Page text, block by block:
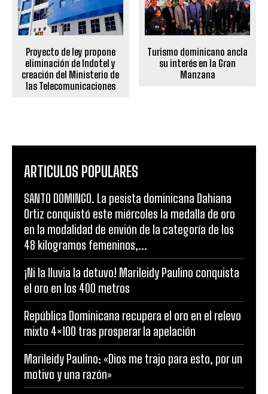
Proyecto de ley propone
eliminación de Indotel y
creación del Ministerio de
las Telecomunicaciones
Turismo dominicano ancla
su interés en la Gran
Manzana
ARTICULOS POPULARES
SANTO DOMINGO. La pesista dominicana Dahiana
Ortiz conquistó este miércoles la medalla de oro
en la modalidad de envión de la categoría de los
48 kilogramos femeninos,...
¡Ni la lluvia la detuvo! Marileidy Paulino conquista
el oro en los 400 metros
República Dominicana recupera el oro en el relevo
mixto 4×100 tras prosperar la apelación
Marileidy Paulino: «Dios me trajo para esto, por un
motivo y una razón»